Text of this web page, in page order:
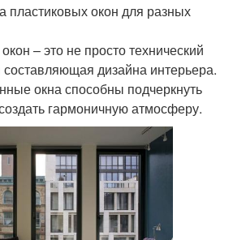
пластиковых окон для разных
– это не просто технический
дизайна интерьера.
окна способны подчеркнуть
гармоничную атмосферу.